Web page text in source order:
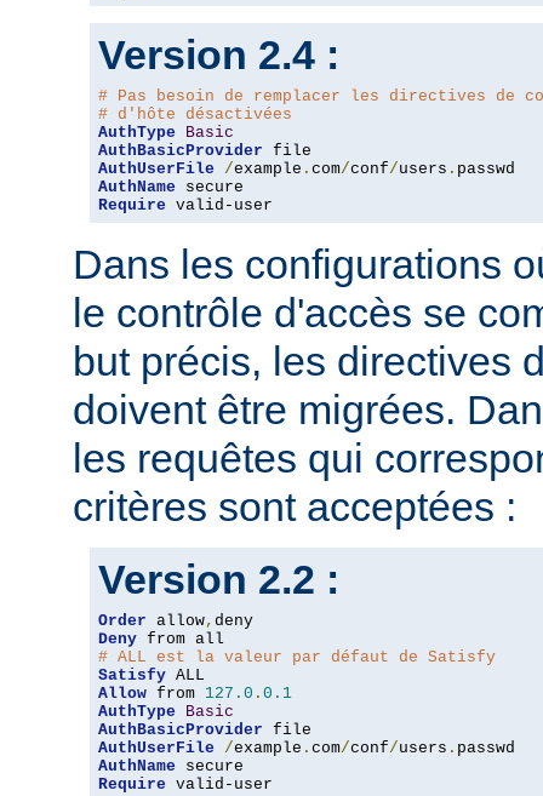
Version 2.4 :
# Pas besoin de remplacer les directives de
# d'hôte désactivées
AuthType
Basic
AuthBasicProvider
AuthUserFile
/example . com/conf/users .
AuthName
Require valid-user
Dans les configurations
le contrôle d'accès se
but précis, les directives
doivent être migrées.
les requêtes qui
critères sont acceptées :
Version 2.2 :
Order allow,
Deny
# ALL est la valeur par défaut de Satisfy
Satisfy
Allow from 127.0 . 0.1
AuthType
Basic
AuthBasicProvider
AuthUserFile
/example . com/conf/users .
AuthName
Require valid-user